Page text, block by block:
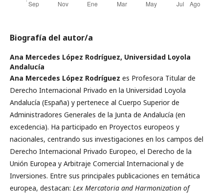
Biografía del autor/a
Ana Mercedes López Rodríguez, Universidad Loyola
Andalucía
Ana Mercedes López Rodríguez es Profesora Titular de
Derecho Internacional Privado en la Universidad Loyola
Andalucía (España) y pertenece al Cuerpo Superior de
Administradores Generales de la Junta de Andalucía (en
excedencia). Ha participado en Proyectos europeos y
nacionales, centrando sus investigaciones en los campos del
Derecho Internacional Privado Europeo, el Derecho de la
Unión Europea y Arbitraje Comercial Internacional y de
Inversiones. Entre sus principales publicaciones en temática
europea, destacan: Lex Mercatoria and Harmonization of